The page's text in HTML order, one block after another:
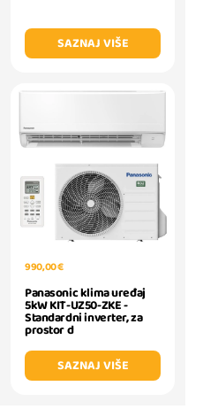
SAZNAJ VIŠE
990,00 €
Panasonic klima uređaj
5kW KIT-UZ50-ZKE -
Standardni inverter, za
prostor d
SAZNAJ VIŠE